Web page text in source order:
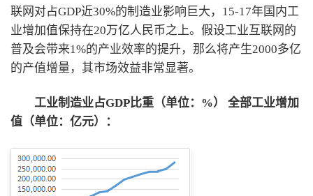
联网对占GDP近30%的制造业影响巨大，15-17年国内工
业增加值保持在20万亿人民币之上。假设工业互联网的
普及会带来1%的产业效率的提升，那么将产生2000多亿
的产值增量，其市场效益非常显著。
工业制造业占GDP比重（单位：%） 全部工业增加
值（单位：亿元）：